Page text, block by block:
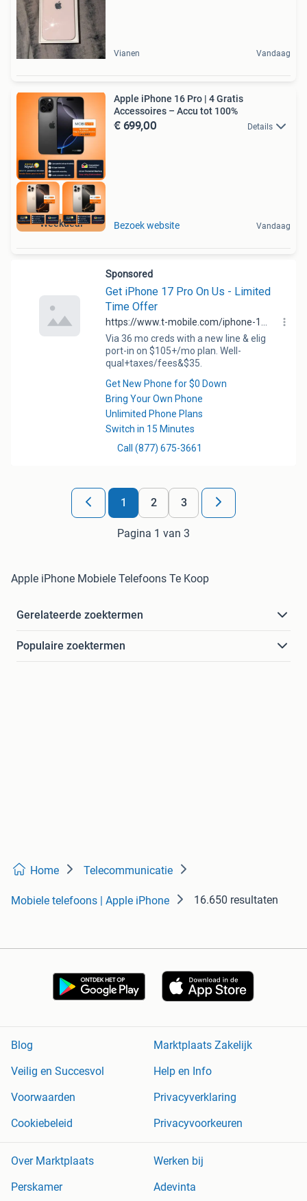
Vianen Vandaag
Weekdeal
Apple iPhone 16 Pro | 4 Gratis
Accessoires – Accu tot 100%
€ 699,00 Details
Bezoek website Vandaag
1 2 3
Pagina 1 van 3
Apple iPhone Mobiele Telefoons Te Koop
Gerelateerde zoektermen
Populaire zoektermen
Home Telecommunicatie
Mobiele telefoons | Apple iPhone 16.650 resultaten
Blog
Marktplaats Zakelijk
Veilig en Succesvol
Help en Info
Voorwaarden
Privacyverklaring
Cookiebeleid
Privacyvoorkeuren
Over Marktplaats
Werken bij
Perskamer
Adevinta